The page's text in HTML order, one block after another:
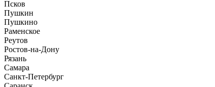
Псков
Пушкин
Пушкино
Раменское
Реутов
Ростов-на-Дону
Рязань
Самара
Санкт-Петербург